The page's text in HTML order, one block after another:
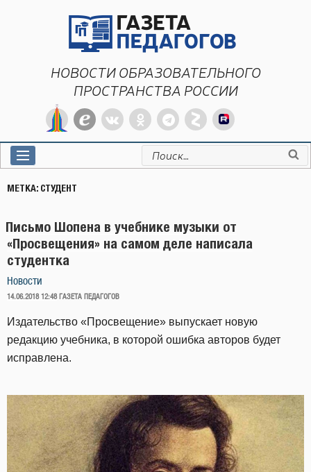
НОВОСТИ ОБРАЗОВАТЕЛЬНОГО
ПРОСТРАНСТВА РОССИИ
Искать:
МЕТКА: СТУДЕНТ
Письмо Шопена в учебнике музыки от
«Просвещения» на самом деле написала
студентка
Новости
ОПУБЛИКОВАНО
14.06.2018 12:48 ГАЗЕТА ПЕДАГОГОВ
Издательство «Просвещение» выпускает новую
редакцию учебника, в которой ошибка авторов будет
исправлена.